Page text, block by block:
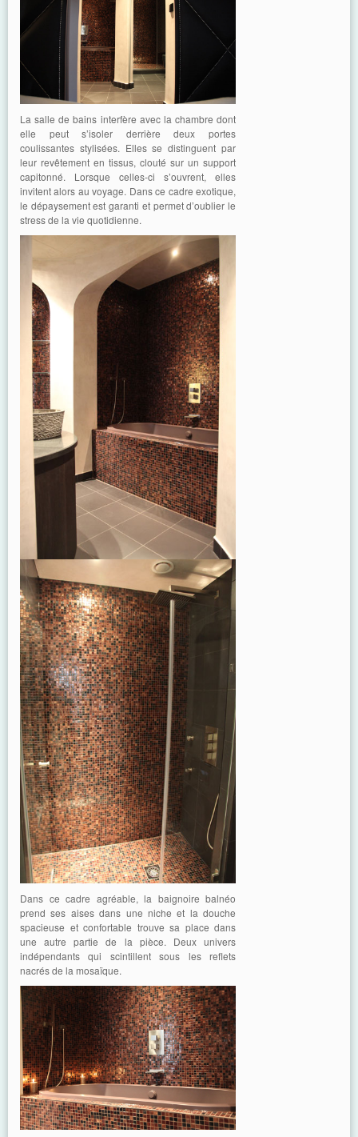
La salle de bains interfère avec la chambre dont
elle peut s’isoler derrière deux portes
coulissantes stylisées. Elles se distinguent par
leur revêtement en tissus, clouté sur un support
capitonné. Lorsque celles-ci s’ouvrent, elles
invitent alors au voyage. Dans ce cadre exotique,
le dépaysement est garanti et permet d’oublier le
stress de la vie quotidienne.
Dans ce cadre agréable, la baignoire balnéo
prend ses aises dans une niche et la douche
spacieuse et confortable trouve sa place dans
une autre partie de la pièce. Deux univers
indépendants qui scintillent sous les reflets
nacrés de la mosaïque.